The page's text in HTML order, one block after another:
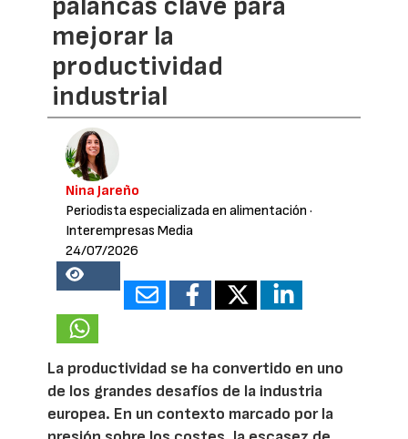
palancas clave para
mejorar la
productividad
industrial
Nina Jareño
Periodista especializada en alimentación ·
Interempresas Media
24/07/2026
20868
La productividad se ha convertido en uno
de los grandes desafíos de la industria
europea. En un contexto marcado por la